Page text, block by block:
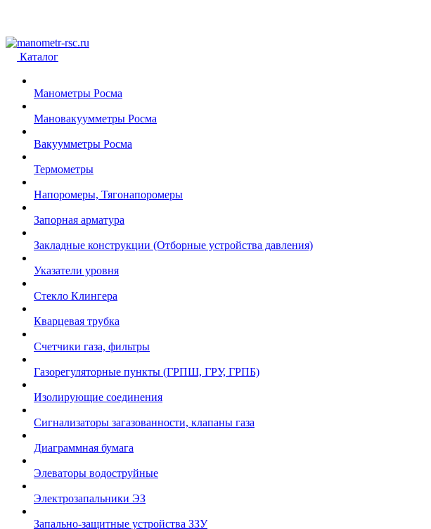
Каталог
Манометры Росма
Мановакуумметры Росма
Вакуумметры Росма
Термометры
Напоромеры, Тягонапоромеры
Запорная арматура
Закладные конструкции (Отборные устройства давления)
Указатели уровня
Стекло Клингера
Кварцевая трубка
Счетчики газа, фильтры
Газорегуляторные пункты (ГРПШ, ГРУ, ГРПБ)
Изолирующие соединения
Сигнализаторы загазованности, клапаны газа
Диаграммная бумага
Элеваторы водоструйные
Электрозапальники ЭЗ
Запально-защитные устройства ЗЗУ